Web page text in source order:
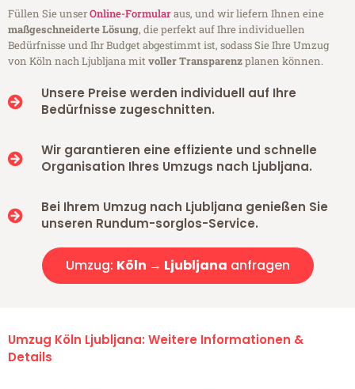
Füllen Sie unserOnline-Formularaus, und wir liefern Ihnen eine
maßgeschneiderte Lösung, die perfekt auf Ihre individuellen
Bedürfnisse und Ihr Budget abgestimmt ist, sodass Sie Ihre Umzug
von Köln nach Ljubljana mitvoller Transparenzplanen können.
Unsere Preise werden individuell auf Ihre
Bedürfnisse zugeschnitten.
Wir garantieren eine effiziente und schnelle
Organisation Ihres Umzugs nach Ljubljana.
Bei Ihrem Umzug nach Ljubljana genießen Sie
unseren Rundum-sorglos-Service.
Umzug: Köln → Ljubljana anfragen
Umzug Köln Ljubljana: Weitere Informationen &
Details